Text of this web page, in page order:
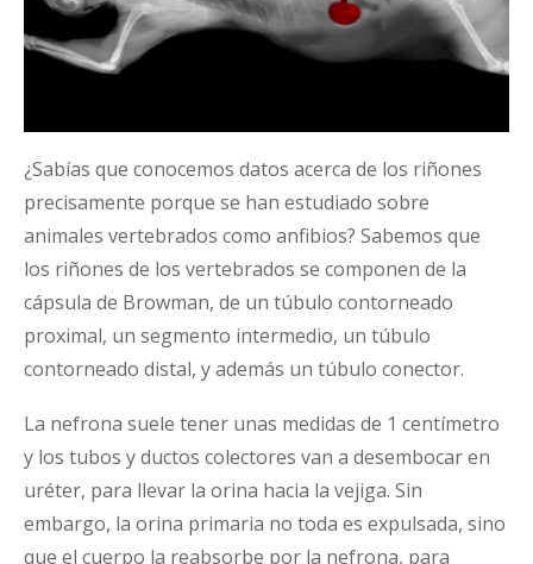
¿Sabías que conocemos datos acerca de los riñones
precisamente porque se han estudiado sobre
animales vertebrados como anfibios? Sabemos que
los riñones de los vertebrados se componen de la
cápsula de Browman, de un túbulo contorneado
proximal, un segmento intermedio, un túbulo
contorneado distal, y además un túbulo conector.
La nefrona suele tener unas medidas de 1 centímetro
y los tubos y ductos colectores van a desembocar en
uréter, para llevar la orina hacia la vejiga. Sin
embargo, la orina primaria no toda es expulsada, sino
que el cuerpo la reabsorbe por la nefrona, para